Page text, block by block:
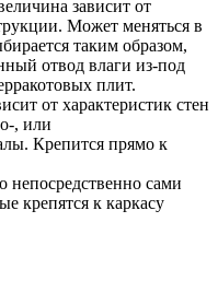
зависит от
Может меняться в
таким образом,
отвод влаги из-под
плит.
от характеристик стен
, или
Крепится прямо к
сами
крепятся к каркасу